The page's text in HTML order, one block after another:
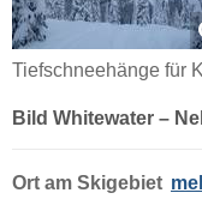
Tiefschneehänge für
Bild Whitewater –
Ort am Skigebiet